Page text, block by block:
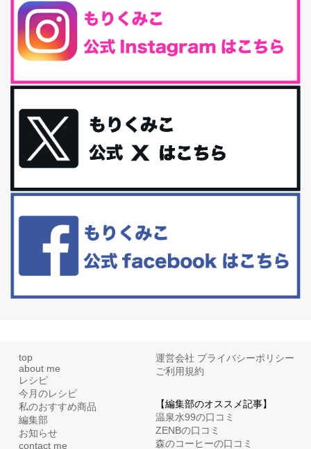
最近、グラノーラ迷子になっていた私です。が、と〜〜〜っても美
味しくて栄養たっぷりのグラノーラを発...
腸活は「食事」だけだと思っていませんか？私の腸活完全版！
腸内環境を整えることは、健康維持の中でいっちばん大事！だと私
最近お風呂上がりの炭酸水をシリカシリカにしているんだけど確か
に髪と爪が丈夫になった気がする。炭酸...
体に優しい、私のふるさと納税５選。
今回は、最近毎回定期的に購入している「楽天ふるさと納税」の返
礼品トップ５を紹介します。今までいろ...
更年期を穏やかに乗りきるために今できる５つのこと。
といった更年期症状はまだ...
top
about me
レシピ
今月のレシピ
私のおすすめ商品
編集部
お知らせ
contact me
運営会社 プライバシーポリシー
ご利用規約
【編集部のオススメ記事】
温泉水99の口コミ
ZENBの口コミ
森のコーヒーの口コミ